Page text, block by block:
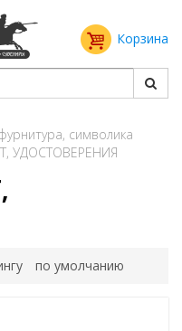
Корзина
символика
УДОСТОВЕРЕНИЯ
по умолчанию